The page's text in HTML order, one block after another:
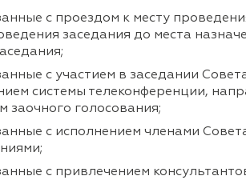
с проездом к месту
заседания до места
с участием в заседании
системы телеконференции,
заочного голосования;
с исполнением членами
с привлечением